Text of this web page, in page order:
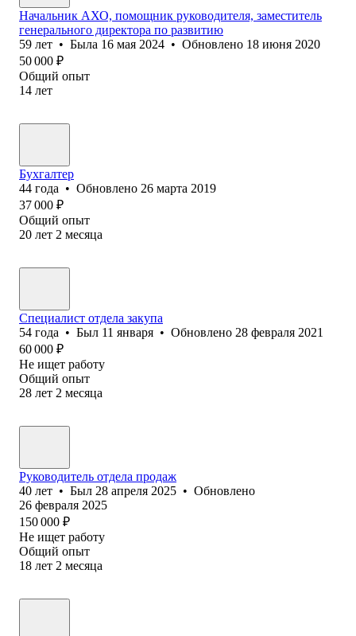
Начальник АХО, помощник руководителя, заместитель
генерального директора по развитию
59 лет • Была 16 мая 2024 • Обновлено 18 июня 2020
50 000 ₽
Общий опыт
14 лет
Бухгалтер
44 года • Обновлено 26 марта 2019
37 000 ₽
Общий опыт
20 лет 2 месяца
Специалист отдела закупа
54 года • Был 11 января • Обновлено 28 февраля 2021
60 000 ₽
Не ищет работу
Общий опыт
28 лет 2 месяца
Руководитель отдела продаж
40 лет • Был 28 апреля 2025 • Обновлено
26 февраля 2025
150 000 ₽
Не ищет работу
Общий опыт
18 лет 2 месяца